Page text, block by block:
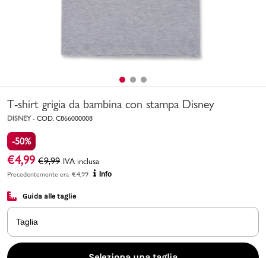
Marchi
Accedi | Registrati
Carrello
Promo & News
T-shirt grigia da bambina con stampa Disney
DISNEY- COD. C866000008
-50%
€4,99 €9,99 IVA inclusa
Precedentemente era €4,99 Info
Guida alle taglie
Taglia